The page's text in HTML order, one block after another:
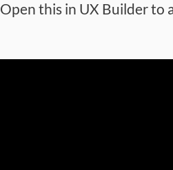
Open this in UX Builder to